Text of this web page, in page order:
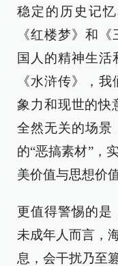
稳定的历史记
《红楼梦》和
国人的精神生活
《水浒传》，
象力和现世的快
全然无关的场景
的“恶搞素材”，
美价值与思想价值
更值得警惕的是
未成年人而言，
息，会干扰乃至